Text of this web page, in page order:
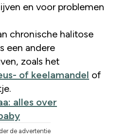
en voor problemen
chronische halitose
een andere
zoals het
of keelamandel of
alles over
de advertentie